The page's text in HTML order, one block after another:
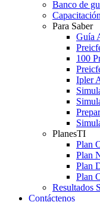
Banco de
Para Saber
Guía
100
Ipler
PlanesTI
Plan
Plan
Plan
Plan
Resultados
Contáctenos